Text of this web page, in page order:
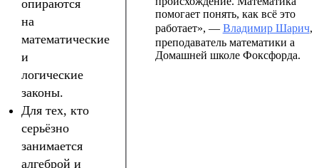
опираются
на
математические
и
логические
законы.
Для тех, кто
серьёзно
занимается
алгеброй и
помогает понять, как всё это
работает», — Владимир Шарич,
преподаватель математики а
Домашней школе Фоксфорда.